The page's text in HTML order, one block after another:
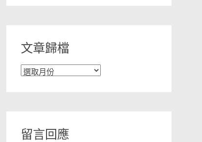
文章歸檔
文
留言回應